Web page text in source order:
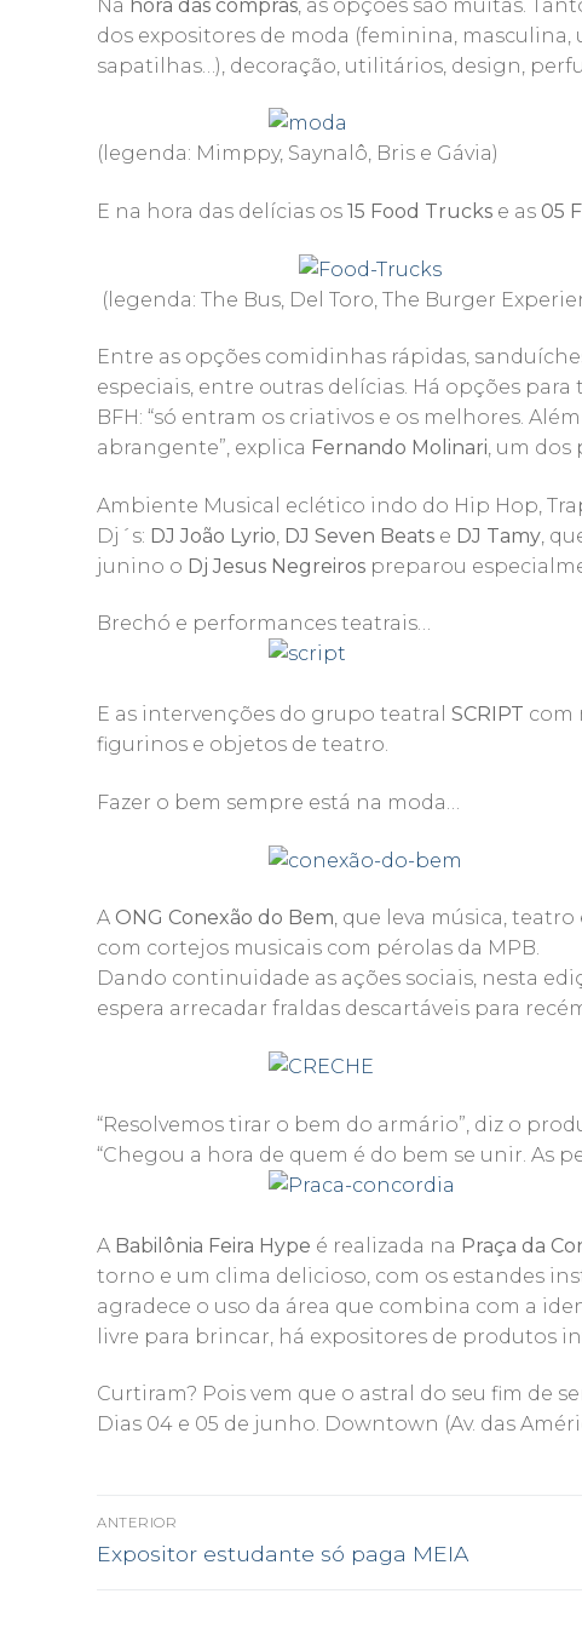
Na hora das compras , as opções são muitas.
dos expositores de moda (feminina, masculina,
sapatilhas…), decoração, utilitários, design,
(legenda: Mimppy, Saynalô, Bris e Gávia)
E na hora das delícias os 15 Food Trucks e as 05
(legenda: The Bus, Del Toro, The Burger
Entre as opções comidinhas rápidas,
especiais, entre outras delícias. Há opções
BFH: “só entram os criativos e os melhores.
abrangente”, explica Fernando Molinari, um dos
Ambiente Musical eclético indo do Hip Hop,
Dj´s: DJ João Lyrio, DJ Seven Beats e DJ Tamy,
junino o Dj Jesus Negreiros preparou
Brechó e performances teatrais…
E as intervenções do grupo teatral SCRIPT com
figurinos e objetos de teatro.
Fazer o bem sempre está na moda…
A ONG Conexão do Bem, que leva música,
com cortejos musicais com pérolas da MPB.
Dando continuidade as ações sociais, nesta
espera arrecadar fraldas descartáveis para
“Resolvemos tirar o bem do armário”, diz o
“Chegou a hora de quem é do bem se unir. As
A Babilônia Feira Hype é realizada na Praça da
torno e um clima delicioso, com os estandes
agradece o uso da área que combina com a
livre para brincar, há expositores de produtos
Curtiram? Pois vem que o astral do seu fim de
Dias 04 e 05 de junho. Downtown (Av. das
NAVEGAÇÃO
DE
ANTERIOR
Post
Expositor estudante só paga MEIA